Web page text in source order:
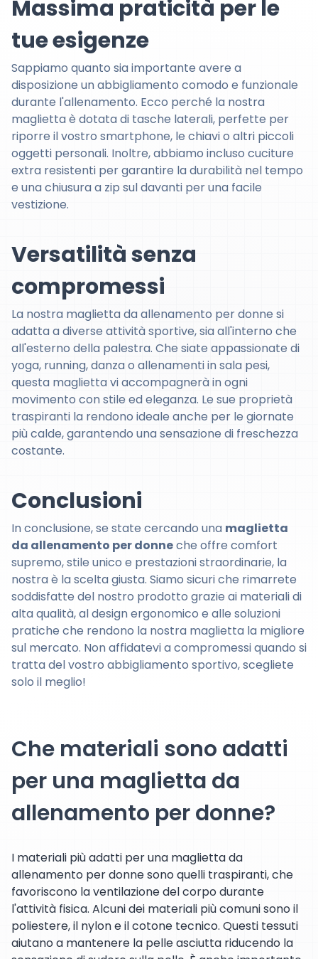
Massima praticità per le
tue esigenze
Sappiamo quanto sia importante avere a
disposizione un abbigliamento comodo e funzionale
durante l'allenamento. Ecco perché la nostra
maglietta è dotata di tasche laterali, perfette per
riporre il vostro smartphone, le chiavi o altri piccoli
oggetti personali. Inoltre, abbiamo incluso cuciture
extra resistenti per garantire la durabilità nel tempo
e una chiusura a zip sul davanti per una facile
vestizione.
Versatilità senza
compromessi
La nostra maglietta da allenamento per donne si
adatta a diverse attività sportive, sia all'interno che
all'esterno della palestra. Che siate appassionate di
yoga, running, danza o allenamenti in sala pesi,
questa maglietta vi accompagnerà in ogni
movimento con stile ed eleganza. Le sue proprietà
traspiranti la rendono ideale anche per le giornate
più calde, garantendo una sensazione di freschezza
costante.
Conclusioni
In conclusione, se state cercando una maglietta
da allenamento per donneche offre comfort
supremo, stile unico e prestazioni straordinarie, la
nostra è la scelta giusta. Siamo sicuri che rimarrete
soddisfatte del nostro prodotto grazie ai materiali di
alta qualità, al design ergonomico e alle soluzioni
pratiche che rendono la nostra maglietta la migliore
sul mercato. Non affidatevi a compromessi quando si
tratta del vostro abbigliamento sportivo, scegliete
solo il meglio!
Che materiali sono adatti
per una maglietta da
allenamento per donne?
I materiali più adatti per una maglietta da
allenamento per donne sono quelli traspiranti, che
favoriscono la ventilazione del corpo durante
l'attività fisica. Alcuni dei materiali più comuni sono il
poliestere, il nylon e il cotone tecnico. Questi tessuti
aiutano a mantenere la pelle asciutta riducendo la